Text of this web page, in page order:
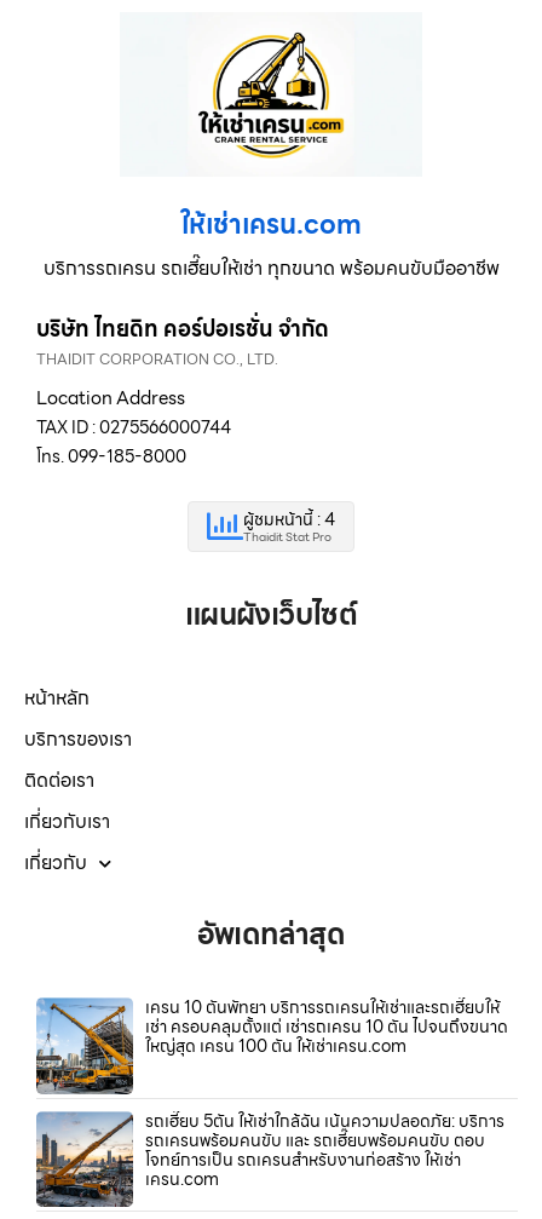
ให้เช่าเครน.com
บริการรถเครน รถเฮี๊ยบให้เช่า ทุกขนาด พร้อมคนขับมืออาชีพ
บริษัท ไทยดิท คอร์ปอเรชั่น จำกัด
THAIDIT CORPORATION CO., LTD.
Location Address
TAX ID : 0275566000744
โทร. 099-185-8000
ผู้ชมหน้านี้ : 4
Thaidit Stat Pro
แผนผังเว็บไซต์
หน้าหลัก
บริการของเรา
ติดต่อเรา
เกี่ยวกับเรา
เกี่ยวกับ
อัพเดทล่าสุด
เครน 10 ตันพัทยา บริการรถเครนให้เช่าและรถเฮี๊ยบให้
เช่า ครอบคลุมตั้งแต่ เช่ารถเครน 10 ตัน ไปจนถึงขนาด
ใหญ่สุด เครน 100 ตัน ให้เช่าเครน.com
รถเฮี๊ยบ 5ตัน ให้เช่าใกล้ฉัน เน้นความปลอดภัย: บริการ
รถเครนพร้อมคนขับ และ รถเฮี๊ยบพร้อมคนขับ ตอบ
โจทย์การเป็น รถเครนสำหรับงานก่อสร้าง ให้เช่า
เครน.com